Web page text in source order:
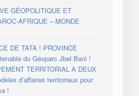
GÉOPOLITIQUE ET
AFRIQUE – MONDE
DE TATA ! PROVINCE
du Géoparc Jbel Bani !
TERRITORIAL A DEUX
d’affaires territoriaux pour
!